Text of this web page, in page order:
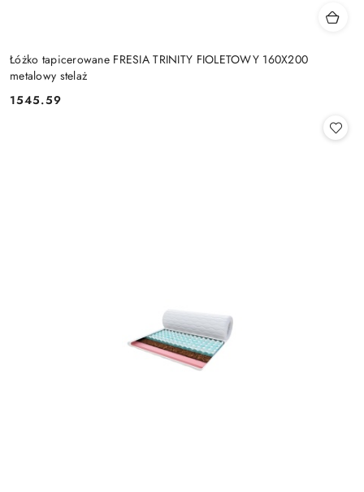
Łóżko tapicerowane FRESIA TRINITY FIOLETOWY 160X200
metalowy stelaż
Cena:
1545.59